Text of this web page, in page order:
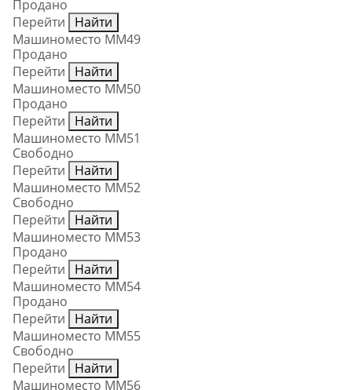
Продано
Перейти
Найти
Машиноместо ММ49
Продано
Перейти
Найти
Машиноместо ММ50
Продано
Перейти
Найти
Машиноместо ММ51
Свободно
Перейти
Найти
Машиноместо ММ52
Свободно
Перейти
Найти
Машиноместо ММ53
Продано
Перейти
Найти
Машиноместо ММ54
Продано
Перейти
Найти
Машиноместо ММ55
Свободно
Перейти
Найти
Машиноместо ММ56